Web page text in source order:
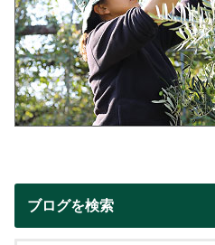
ブログを検索